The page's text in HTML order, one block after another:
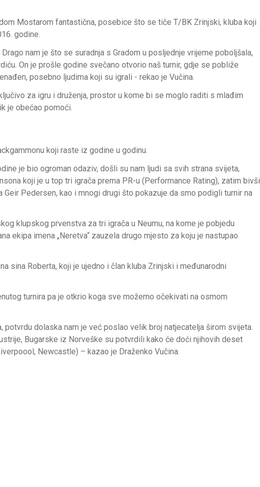
Mostarom fantastična, posebice što se tiče T/BK Zrinjski, kluba koji
godine.
nam je što se suradnja s Gradom u posljednje vrijeme poboljšala,
On je prošle godine svečano otvorio naš turnir, gdje se pobliže
posebno ljudima koji su igrali - rekao je Vučina.
za igru i druženja, prostor u kome bi se moglo raditi s mlađim
je obećao pomoći.
koji raste iz godine u godinu.
je bio ogroman odaziv, došli su nam ljudi sa svih strana svijeta,
koji je u top tri igrača prema PR-u (Performance Rating), zatim bivši
Pedersen, kao i mnogi drugi što pokazuje da smo podigli turnir na
klupskog prvenstva za tri igrača u Neumu, na kome je pobjedu
ekipa imena „Neretva“ zauzela drugo mjesto za koju je nastupao
sina Roberta, koji je ujedno i član kluba Zrinjski i međunarodni
turnira pa je otkrio koga sve možemo očekivati na osmom
dolaska nam je već poslao velik broj natjecatelja širom svijeta.
Bugarske iz Norveške su potvrdili kako će doći njihovih deset
Newcastle) – kazao je Draženko Vučina.